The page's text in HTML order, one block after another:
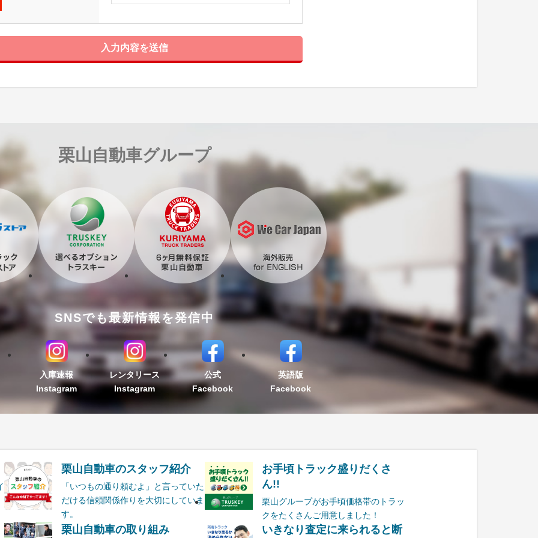
入力内容を送信
栗山自動車グループ
SNSでも最新情報を発信中
入庫速報
Instagram
レンタリース
Instagram
公式
Facebook
英語版
Facebook
栗山自動車のスタッフ紹介
「いつもの通り頼むよ」と言っていた
だける信頼関係作りを大切にしていま
す。
お手頃トラック盛りだくさ
ん!!
栗山グループがお手頃価格帯のトラッ
クをたくさんご用意しました！
栗山自動車の取り組み いきなり査定に来られると断